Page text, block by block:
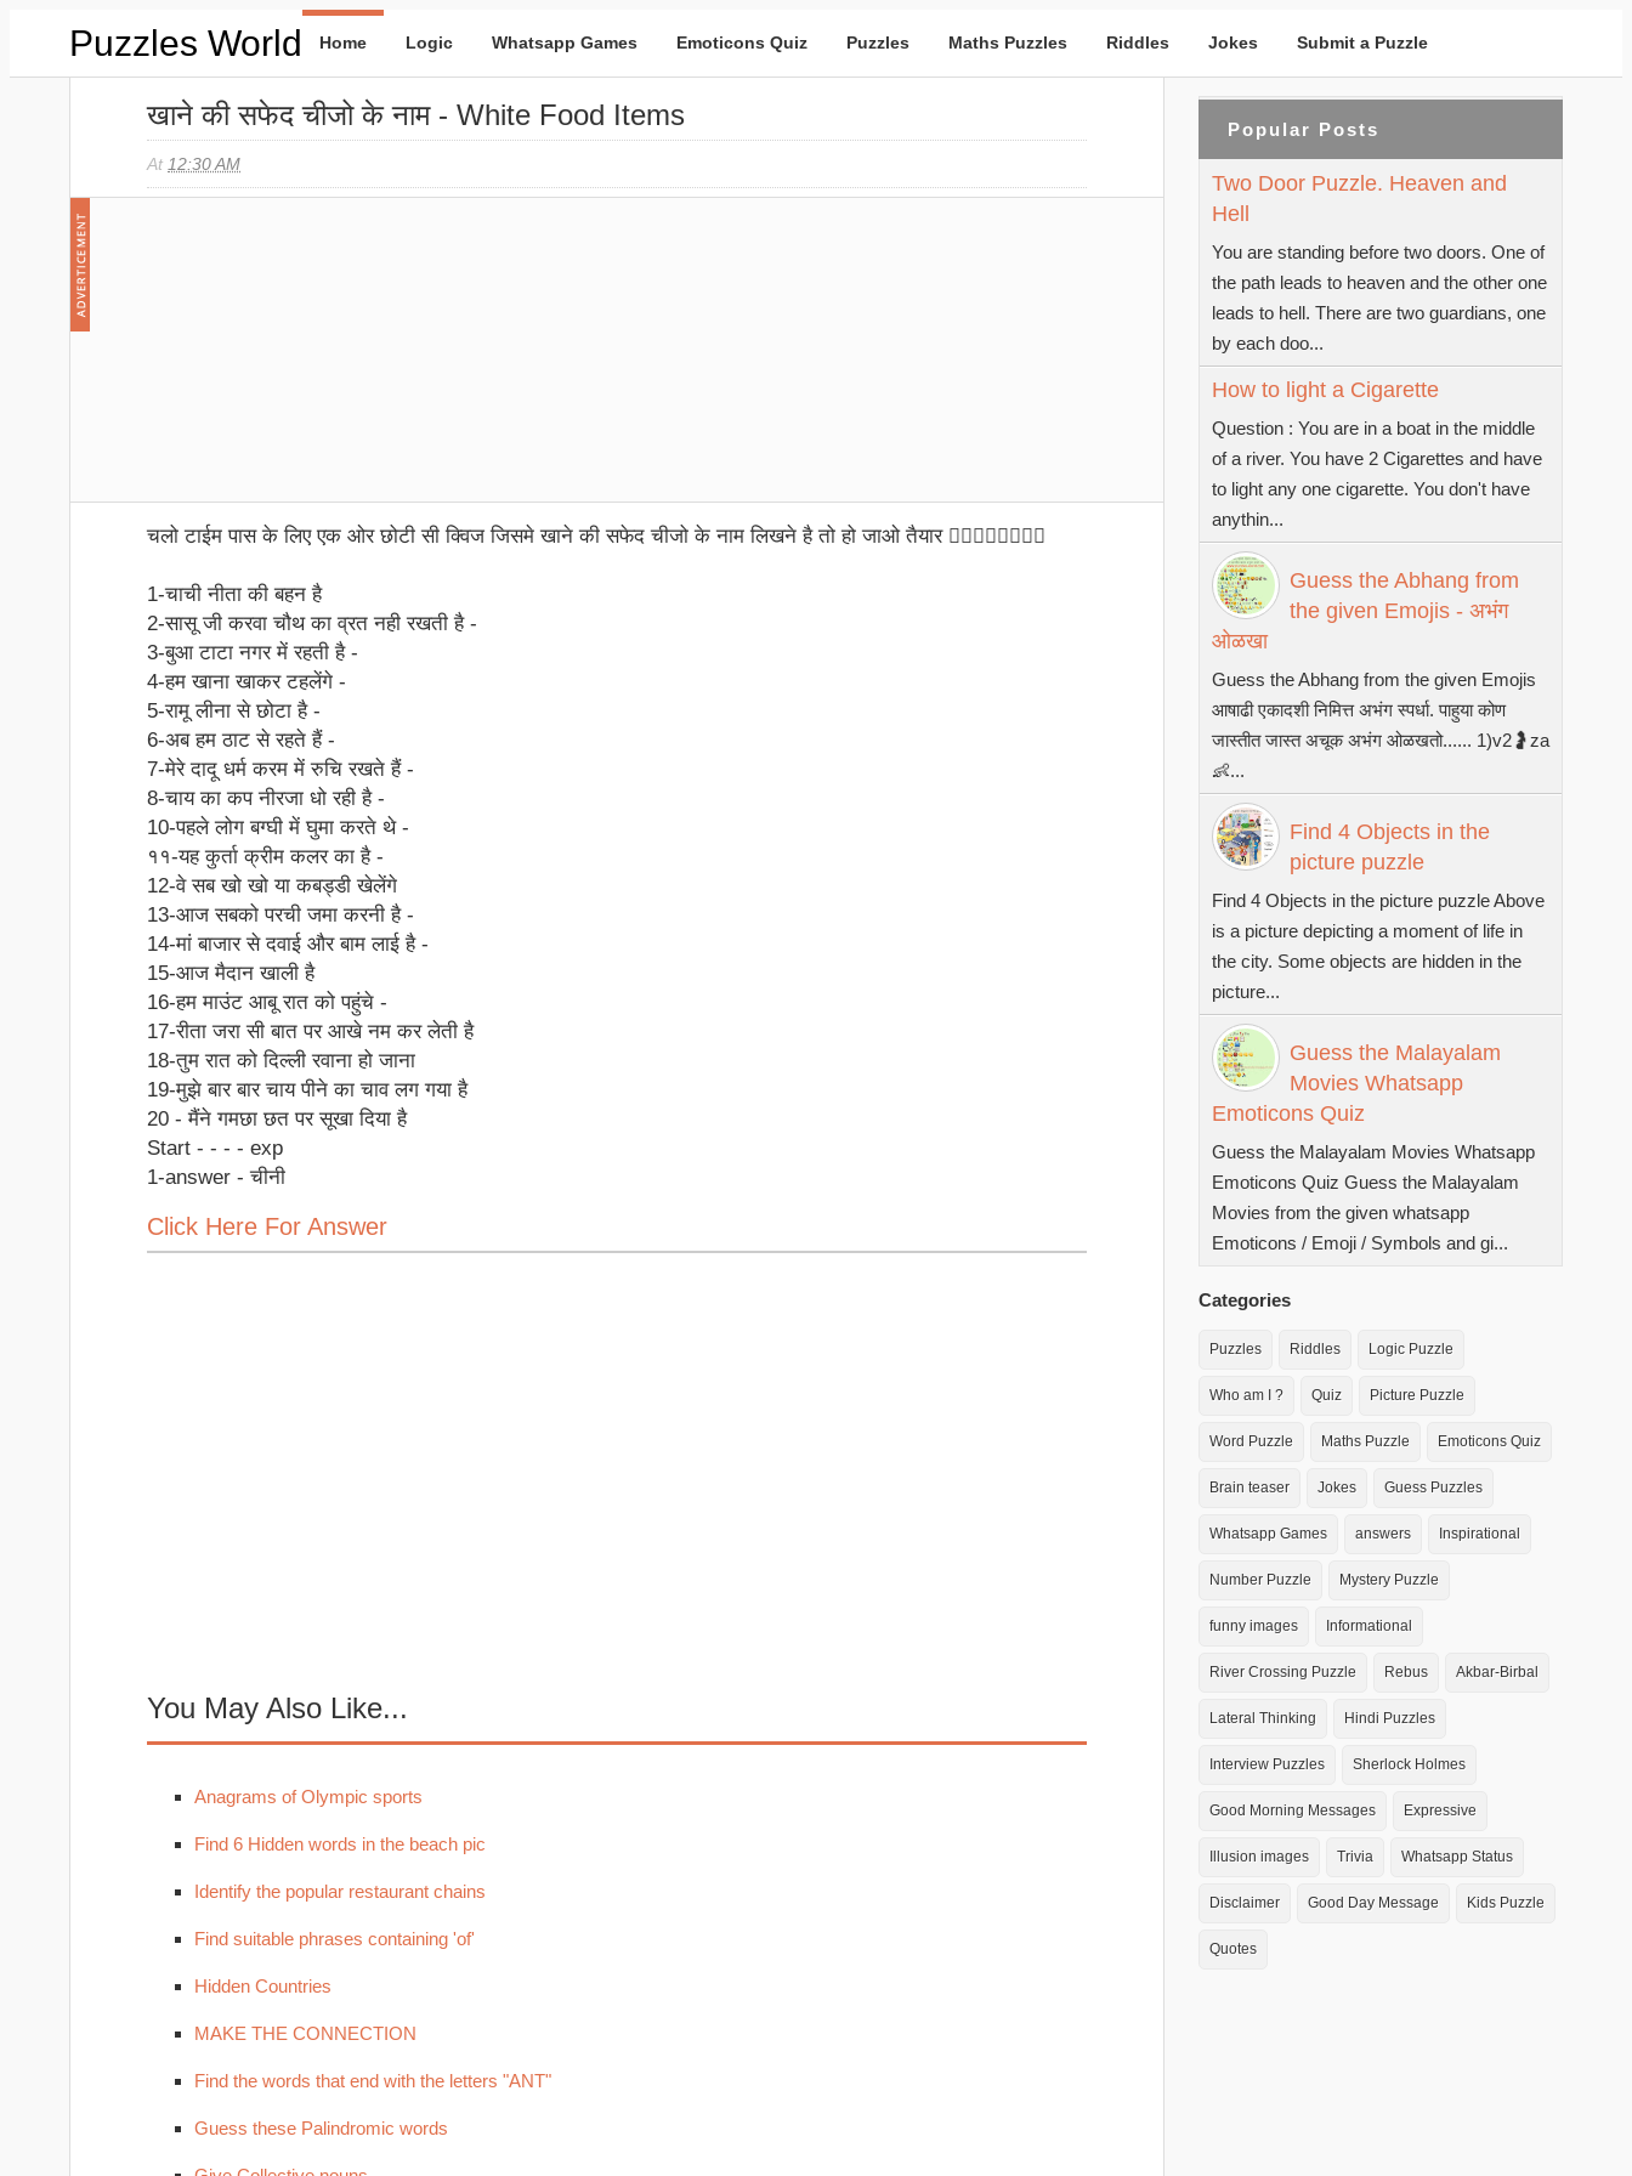
Puzzles World Home Logic Whatsapp Games Emoticons Quiz Puzzles Maths Puzzles Riddles Jokes Submit a Puzzle
खाने की सफेद चीजो के नाम - White Food Items
At 12:30 AM
चलो टाईम पास के लिए एक ओर छोटी सी क्विज जिसमे खाने की सफेद चीजो के नाम लिखने है तो हो जाओ तैयार 👍🏻👍🏻🙏🏻🙏🏻
1-चाची नीता की बहन है
2-सासू जी करवा चौथ का व्रत नही रखती है -
3-बुआ टाटा नगर में रहती है -
4-हम खाना खाकर टहलेंगे -
5-रामू लीना से छोटा है -
6-अब हम ठाट से रहते हैं -
7-मेरे दादू धर्म करम में रुचि रखते हैं -
8-चाय का कप नीरजा धो रही है -
10-पहले लोग बग्घी में घुमा करते थे -
११-यह कुर्ता क्रीम कलर का है -
12-वे सब खो खो या कबड्डी खेलेंगे
13-आज सबको परची जमा करनी है -
14-मां बाजार से दवाई और बाम लाई है -
15-आज मैदान खाली है
16-हम माउंट आबू रात को पहुंचे -
17-रीता जरा सी बात पर आखे नम कर लेती है
18-तुम रात को दिल्ली रवाना हो जाना
19-मुझे बार बार चाय पीने का चाव लग गया है
20 - मैंने गमछा छत पर सूखा दिया है
Start - - - - exp
1-answer - चीनी
Click Here For Answer
You May Also Like...
Anagrams of Olympic sports
Find 6 Hidden words in the beach pic
Identify the popular restaurant chains
Find suitable phrases containing 'of'
Hidden Countries
MAKE THE CONNECTION
Find the words that end with the letters "ANT"
Guess these Palindromic words
Popular Posts
Two Door Puzzle. Heaven and
Hell
You are standing before two doors. One of
the path leads to heaven and the other one
leads to hell. There are two guardians, one
by each doo...
How to light a Cigarette
Question : You are in a boat in the middle
of a river. You have 2 Cigarettes and have
to light any one cigarette. You don't have
anythin...
Guess the Abhang from
the given Emojis - अभंग
ओळखा
Guess the Abhang from the given Emojis
आषाढी एकादशी निमित्त अभंग स्पर्धा. पाहुया कोण
जास्तीत जास्त अचूक अभंग ओळखतो...... 1)v2🤰za
👶...
Find 4 Objects in the
picture puzzle
Find 4 Objects in the picture puzzle Above
is a picture depicting a moment of life in
the city. Some objects are hidden in the
picture...
Guess the Malayalam
Movies Whatsapp
Emoticons Quiz
Guess the Malayalam Movies Whatsapp
Emoticons Quiz Guess the Malayalam
Movies from the given whatsapp
Emoticons / Emoji / Symbols and gi...
Categories
Puzzles Riddles Logic Puzzle
Who am I ? Quiz Picture Puzzle
Word Puzzle Maths Puzzle Emoticons Quiz
Brain teaser Jokes Guess Puzzles
Whatsapp Games answers Inspirational
Number Puzzle Mystery Puzzle
funny images Informational
River Crossing Puzzle Rebus Akbar-Birbal
Lateral Thinking Hindi Puzzles
Interview Puzzles Sherlock Holmes
Good Morning Messages Expressive
Illusion images Trivia Whatsapp Status
Disclaimer Good Day Message Kids Puzzle
Quotes